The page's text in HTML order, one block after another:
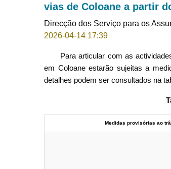
vias de Coloane a partir
Direcção dos Serviço para os
2026-04-14 17:39
Para articular com as
em Coloane estarão sujeitas a
detalhes podem ser consultados na
Medidas provisórias ao